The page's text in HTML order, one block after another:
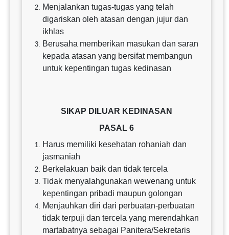
Menjalankan tugas-tugas yang telah
digariskan oleh atasan dengan jujur dan
ikhlas
Berusaha memberikan masukan dan saran
kepada atasan yang bersifat membangun
untuk kepentingan tugas kedinasan
SIKAP DILUAR KEDINASAN
PASAL 6
Harus memiliki kesehatan rohaniah dan
jasmaniah
Berkelakuan baik dan tidak tercela
Tidak menyalahgunakan wewenang untuk
kepentingan pribadi maupun golongan
Menjauhkan diri dari perbuatan-perbuatan
tidak terpuji dan tercela yang merendahkan
martabatnya sebagai Panitera/Sekretaris